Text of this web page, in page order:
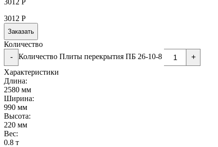
3012 Р
Заказать
Количество
-
Количество Плиты перекрытия ПБ 26-10-8
+
Характеристики
Длина:
2580 мм
Ширина:
990 мм
Высота:
220 мм
Вес:
0.8 т